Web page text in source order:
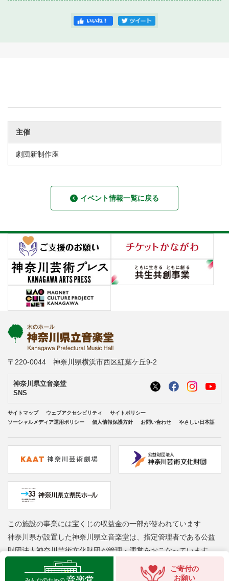
主催
劇団新制作座
イベント情報一覧に戻る
ご寄付の
お願い
〒220-0044 神奈川県横浜市西区紅葉ケ丘9-2
神奈川県立音楽堂
SNS
サイトマップ ウェブアクセシビリティ
サイトポリシー
ソーシャルメディア運用ポリシー
個人情報保護方針 お問い合わせ やさしい日本語
この施設の事業には宝くじの収益金の一部が使われています
神奈川県が設置した神奈川県立音楽堂は、指定管理者である公益
財団法人神奈川芸術文化財団が管理・運営をおこなっています
Copyright © Kanagawa Arts Foundation. All rights reserved.